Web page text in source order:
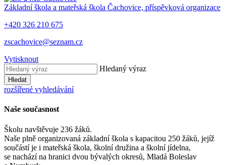
Základní škola a mateřská škola Čachovice, příspěvková organizace
+420 326 210 675
zscachovice@seznam.cz
Vytisknout
Hledaný výraz
Hledat
rozšířené vyhledávání
Naše současnost
Školu navštěvuje 236 žáků.
Naše plně organizovaná základní škola s kapacitou 250 žáků, jejíž
součástí je i mateřská škola, školní družina a školní jídelna,
se nachází na hranici dvou bývalých okresů, Mladá Boleslav